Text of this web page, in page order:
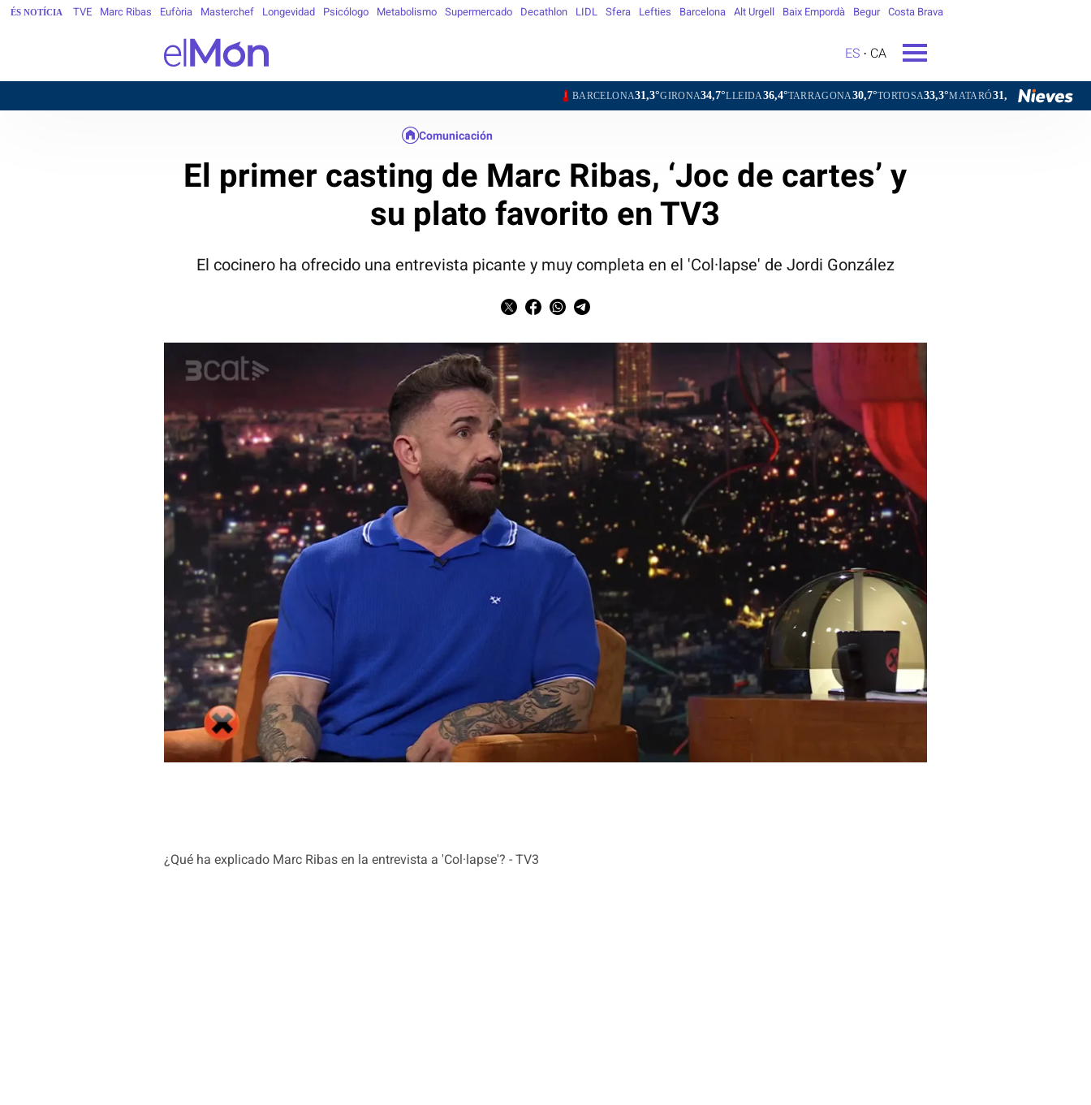
ÉS NOTÍCIA TVE Marc Ribas Eufòria Masterchef Longevidad Psicólogo Metabolismo Supermercado Decathlon LIDL Sfera Lefties Barcelona Alt Urgell Baix Empordà Begur Costa Brava
ES CA
31,3°GIRONA34,7°LLEIDA36,4°TARRAGONA30,7°TORTOSA33,3°MATARÓ31,4°VIC34,1°VILAFRANCA DEL
¿Qué ha explicado Marc Ribas en la entrevista a 'Col·lapse'? - TV3
Comunicación
El primer casting de Marc Ribas, ‘Joc de cartes’ y
su plato favorito en TV3
El cocinero ha ofrecido una entrevista picante y muy completa en el 'Col·lapse' de Jordi González